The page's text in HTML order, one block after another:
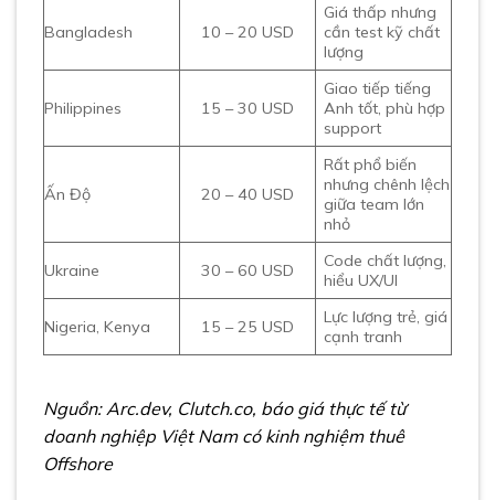
Bangladesh 10 – 20 USD
Giá thấp nhưng
cần test kỹ chất
lượng
Philippines 15 – 30 USD
Giao tiếp tiếng
Anh tốt, phù hợp
support
Ấn Độ 20 – 40 USD
Rất phổ biến
nhưng chênh lệch
giữa team lớn
nhỏ
Ukraine 30 – 60 USD
Code chất lượng,
hiểu UX/UI
Nigeria, Kenya 15 – 25 USD
Lực lượng trẻ, giá
cạnh tranh
Nguồn: Arc.dev, Clutch.co, báo giá thực tế từ
doanh nghiệp Việt Nam có kinh nghiệm thuê
Offshore